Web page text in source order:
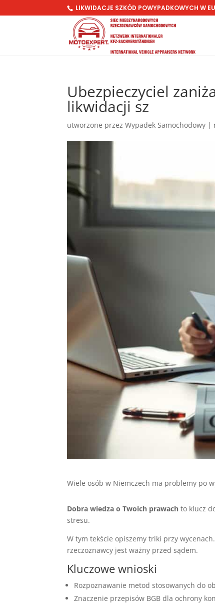
LIKWIDACJE SZKÓD POWYPADKOWYCH W
Ubezpieczyciel
likwidacji sz
utworzone przezWypadek Samochodowy |
Wiele osób w Niemczech ma problemy po
Dobra wiedza o Twoich prawach to klucz
stresu.
W tym tekście opiszemy triki przy
rzeczoznawcy jest ważny przed sądem.
Kluczowe wnioski
Rozpoznawanie metod stosowanych do
Znaczenie przepisów BGB dla ochrony